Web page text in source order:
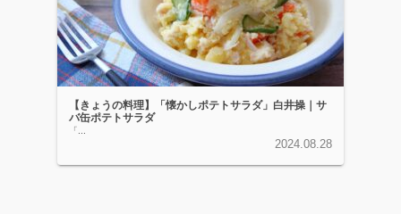
【きょうの料理】「懐かしポテトサラダ」白井操｜サ
バ缶ポテトサラダ
「...
2024.08.28